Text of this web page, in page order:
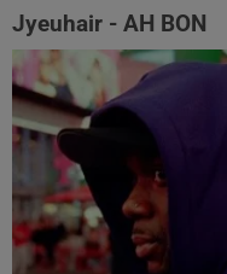
Jyeuhair - AH BON